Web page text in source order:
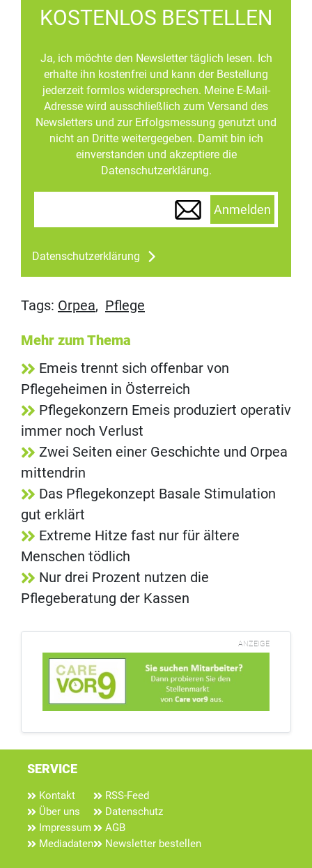
KOSTENLOS BESTELLEN
Ja, ich möchte den Newsletter täglich lesen. Ich
erhalte ihn kostenfrei und kann der Bestellung
jederzeit formlos widersprechen. Meine E-Mail-
Adresse wird ausschließlich zum Versand des
Newsletters und zur Erfolgsmessung genutzt und
nicht an Dritte weitergegeben. Damit bin ich
einverstanden und akzeptiere die
Datenschutzerklärung.
Anmelden
Datenschutzerklärung
Tags: Orpea, Pflege
Mehr zum Thema
Emeis trennt sich offenbar von
Pflegeheimen in Österreich
Pflegekonzern Emeis produziert operativ
immer noch Verlust
Zwei Seiten einer Geschichte und Orpea
mittendrin
Das Pflegekonzept Basale Stimulation
gut erklärt
Extreme Hitze fast nur für ältere
Menschen tödlich
Nur drei Prozent nutzen die
Pflegeberatung der Kassen
ANZEIGE
SERVICE
Kontakt
Über uns
Impressum
Mediadaten
RSS-Feed
Datenschutz
AGB
Newsletter bestellen